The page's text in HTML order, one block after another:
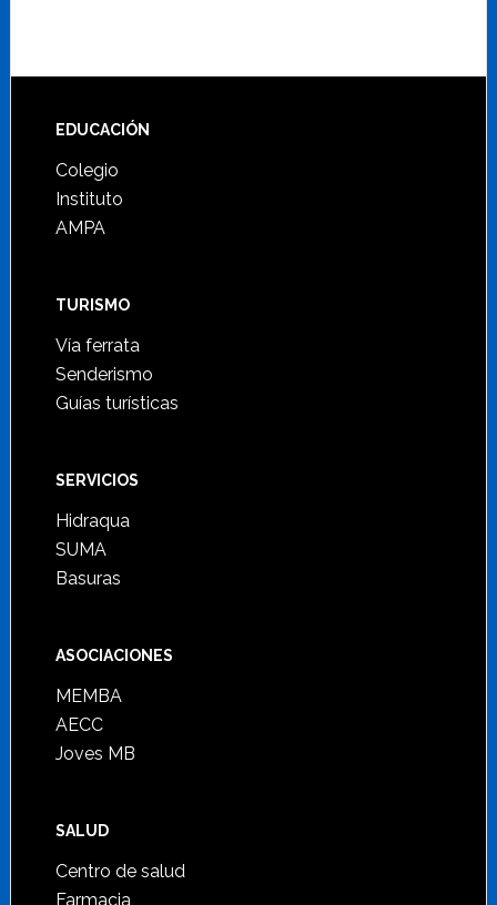
Footer
EDUCACIÓN
Colegio
Instituto
AMPA
TURISMO
Vía ferrata
Senderismo
Guías turísticas
SERVICIOS
Hidraqua
SUMA
Basuras
ASOCIACIONES
MEMBA
AECC
Joves MB
SALUD
Centro de salud
Farmacia